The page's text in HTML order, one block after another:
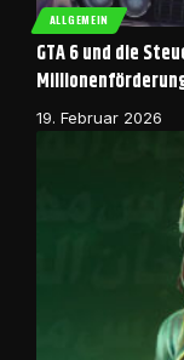
ALLGEMEIN
GTA 6 und die
19. Februar 2026